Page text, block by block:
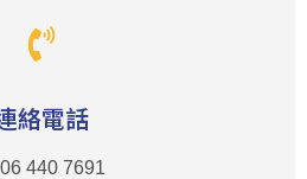
絡電話
440 7691